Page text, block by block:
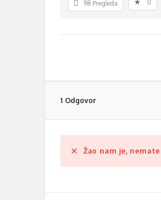
98 Pregleda 0
1 Odgovor
Žao nam je,